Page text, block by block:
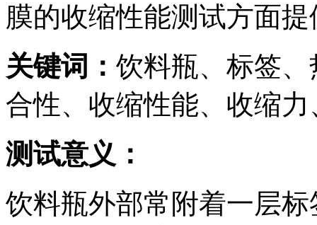
膜的收缩性能测试方面
关键词： 饮料瓶、标签
合性、收缩性能、收缩
测试意义：
饮料瓶外部常附着一层